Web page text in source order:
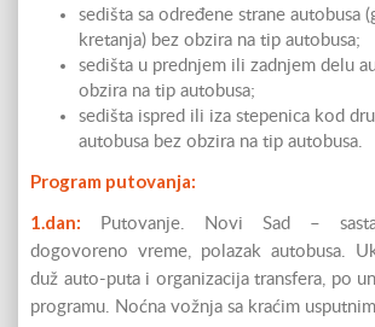
sedišta sa određene strane autobusa
kretanja) bez obzira na tip autobusa;
sedišta u prednjem ili zadnjem delu
obzira na tip autobusa;
sedišta ispred ili iza stepenica kod
autobusa bez obzira na tip autobusa.
Program putovanja:
1.dan: Putovanje. Novi Sad –
dogovoreno vreme, polazak autobusa.
duž auto-puta i organizacija transfera, po
programu. Noćna vožnja sa kraćim